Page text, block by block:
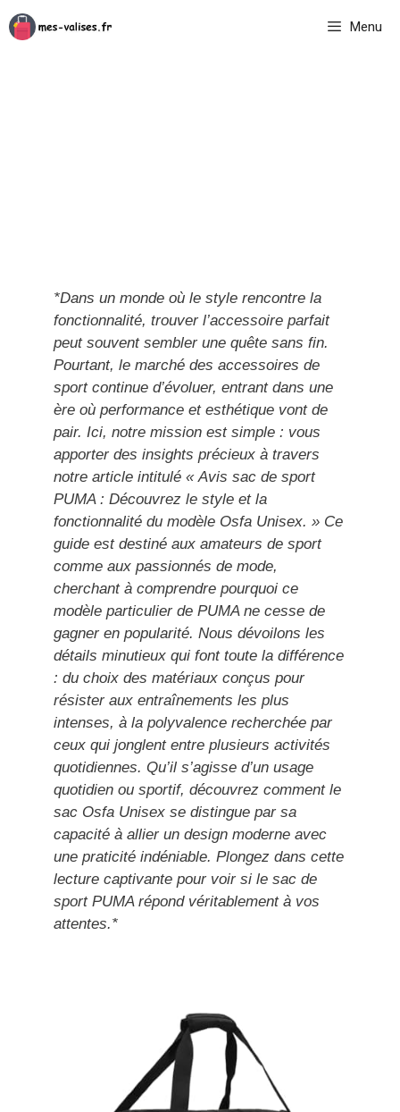
Aller
au
Menu
*Dans un monde où le style rencontre la
fonctionnalité, trouver l’accessoire parfait
peut souvent sembler une quête sans fin.
Pourtant, le marché des accessoires de
sport continue d’évoluer, entrant dans une
ère où performance et esthétique vont de
pair. Ici, notre mission est simple : vous
apporter des insights précieux à travers
notre article intitulé « Avis sac de sport
PUMA : Découvrez le style et la
fonctionnalité du modèle Osfa Unisex. » Ce
guide est destiné aux amateurs de sport
comme aux passionnés de mode,
cherchant à comprendre pourquoi ce
modèle particulier de PUMA ne cesse de
gagner en popularité. Nous dévoilons les
détails minutieux qui font toute la différence
: du choix des matériaux conçus pour
résister aux entraînements les plus
intenses, à la polyvalence recherchée par
ceux qui jonglent entre plusieurs activités
quotidiennes. Qu’il s’agisse d’un usage
quotidien ou sportif, découvrez comment le
sac Osfa Unisex se distingue par sa
capacité à allier un design moderne avec
une praticité indéniable. Plongez dans cette
lecture captivante pour voir si le sac de
sport PUMA répond véritablement à vos
attentes.*